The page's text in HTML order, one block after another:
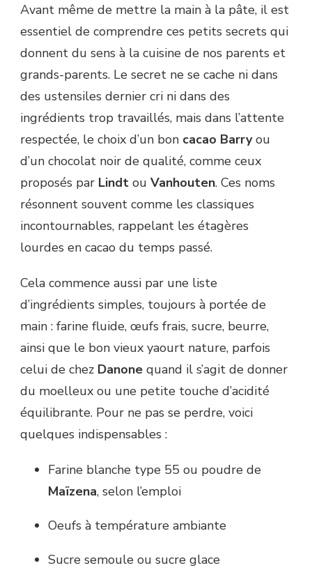
Avant même de mettre la main à la pâte, il est
essentiel de comprendre ces petits secrets qui
donnent du sens à la cuisine de nos parents et
grands-parents. Le secret ne se cache ni dans
des ustensiles dernier cri ni dans des
ingrédients trop travaillés, mais dans l’attente
respectée, le choix d’un bon cacao Barryou
d’un chocolat noir de qualité, comme ceux
proposés par Lindt ou Vanhouten. Ces noms
résonnent souvent comme les classiques
incontournables, rappelant les étagères
lourdes en cacao du temps passé.
Cela commence aussi par une liste
d’ingrédients simples, toujours à portée de
main : farine fluide, œufs frais, sucre, beurre,
ainsi que le bon vieux yaourt nature, parfois
celui de chez Danone quand il s’agit de donner
du moelleux ou une petite touche d’acidité
équilibrante. Pour ne pas se perdre, voici
quelques indispensables :
Farine blanche type 55 ou poudre de
Maïzena, selon l’emploi
Oeufs à température ambiante
Sucre semoule ou sucre glace